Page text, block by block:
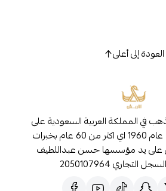
العودة إلى أعلى
في المملكة العربية السعودية على
مستوى الخليج منذ عام 1960 اي اكثر من 60 عام بخبرات
على يد مؤسسها حسن عبداللطيف
2050107964